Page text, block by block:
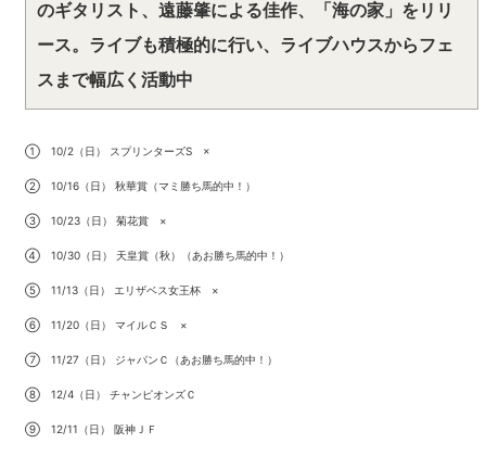
のギタリスト、遠藤肇による佳作、「海の家」をリリ
ース。ライブも積極的に行い、ライブハウスからフェ
スまで幅広く活動中
① 10/2（日） スプリンターズS ×
② 10/16（日） 秋華賞（マミ勝ち馬的中！）
③ 10/23（日） 菊花賞 ×
④ 10/30（日） 天皇賞（秋）（あお勝ち馬的中！）
⑤ 11/13（日） エリザベス女王杯 ×
⑥ 11/20（日） マイルＣＳ ×
⑦ 11/27（日） ジャパンＣ（あお勝ち馬的中！）
⑧ 12/4（日） チャンピオンズＣ
⑨ 12/11（日） 阪神ＪＦ